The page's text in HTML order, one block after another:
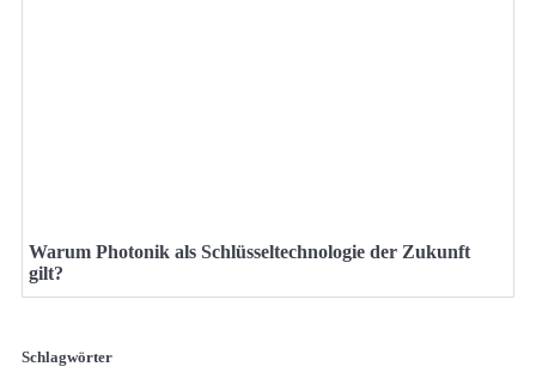
Warum Photonik als Schlüsseltechnologie der Zukunft
gilt?
Schlagwörter